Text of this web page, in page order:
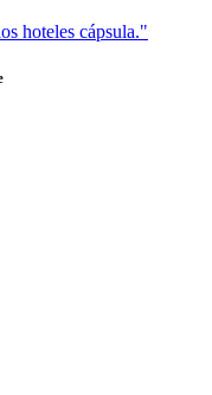
hoteles cápsula."